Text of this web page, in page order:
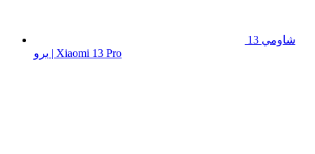
شاومي 13
برو | Xiaomi 13 Pro